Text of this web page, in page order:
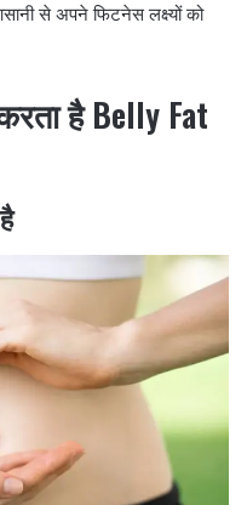
से अपने फिटनेस लक्ष्यों को
है Belly Fat